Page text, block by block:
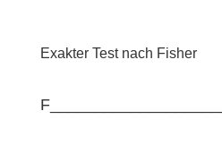
Exakter Test nach Fisher
F____________________